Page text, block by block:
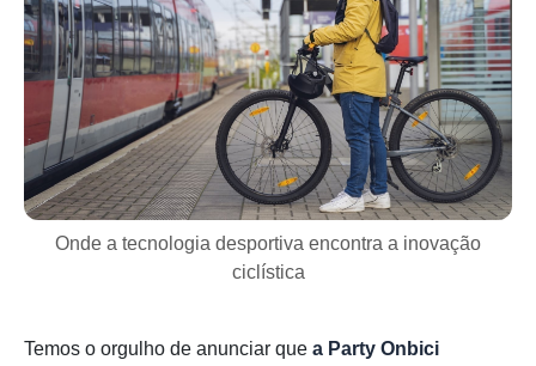
Onde a tecnologia desportiva encontra a inovação
ciclística
Temos o orgulho de anunciar que a Party Onbici